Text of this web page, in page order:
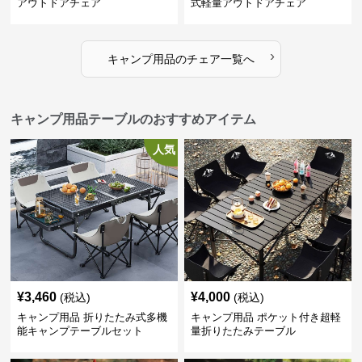
アウトドアチェア 式軽量アウトドアチェア
キャンプ用品のチェア一覧へ ›
キャンプ用品テーブルのおすすめアイテム
人気
¥3,460 (税込)
キャンプ用品 折りたたみ式多機
能キャンプテーブルセット
¥4,000 (税込)
キャンプ用品 ポケット付き超軽
量折りたたみテーブル